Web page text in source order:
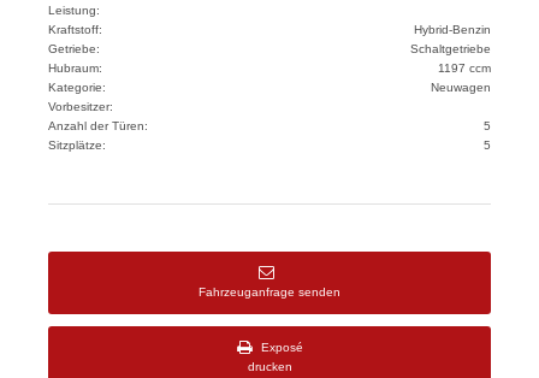
Leistung:
Kraftstoff:
Hybrid-Benzin
Getriebe:
Schaltgetriebe
Hubraum:
1197 ccm
Kategorie:
Neuwagen
Vorbesitzer:
Anzahl der Türen:
5
Sitzplätze:
5
Fahrzeuganfrage senden
Exposé
drucken